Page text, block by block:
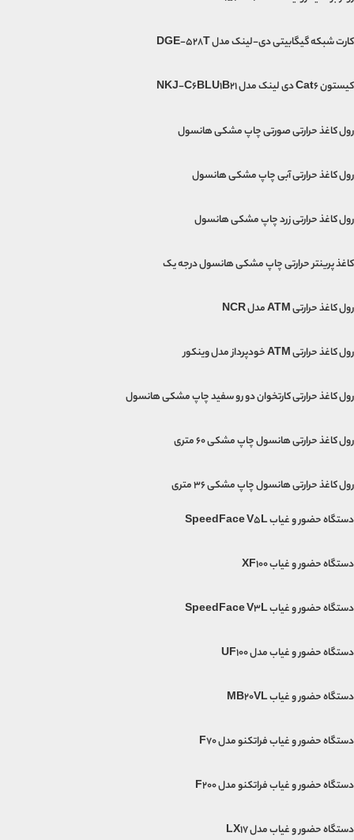
کارت شبکه گیگابیتی دی-لینک مدل DGE-528T
کیستون Cat6 دی لینک مدل NKJ-C6BLU1B21
رول کاغذ حرارتی صورتی چاپ مشکی هانسول
رول کاغذ حرارتی آبی چاپ مشکی هانسول
رول کاغذ حرارتی زرد چاپ مشکی هانسول
کاغذ پرینتر حرارتی چاپ مشکی هانسول درجه یک
رول کاغذ حرارتی ATM مدل NCR
رول کاغذ حرارتی ATM خودپرداز مدل وینکور
رول کاغذ حرارتی کارتخوان دو رو سفید چاپ مشکی هانسول
رول کاغذ حرارتی هانسول چاپ مشکی 60 متری
رول کاغذ حرارتی هانسول چاپ مشکی 36 متری
دستگاه حضور و غیاب SpeedFace V5L
دستگاه حضور و غیاب XF100
دستگاه حضور و غیاب SpeedFace V3L
دستگاه حضور و غیاب مدل UF100
دستگاه حضور و غیاب MB20VL
دستگاه حضور و غیاب فراتکنو مدل F70
دستگاه حضور و غیاب فراتکنو مدل F200
دستگاه حضور و غیاب مدل LX17